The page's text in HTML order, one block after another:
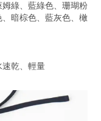
綠、藍綠色、珊瑚粉
暗棕色、藍灰色、橄
速乾、輕量